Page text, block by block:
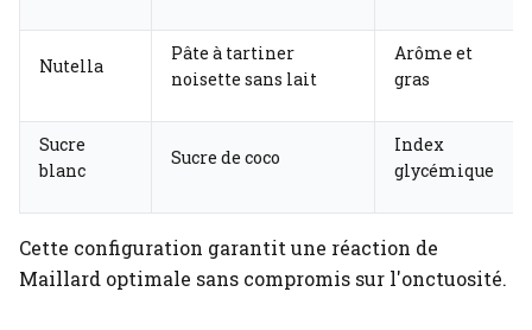
Nutella
Pâte à tartiner
noisette sans lait
Arôme et
gras
Sucre
blanc
Sucre de coco
Index
glycémique
Cette configuration garantit une réaction de
Maillard optimale sans compromis sur l'onctuosité.